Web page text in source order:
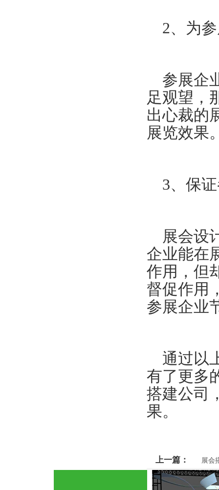
2、为参
参展企
足观望，
出心裁的
展览效果
3、保证
展会设
企业能在
作用，但
督促作用
参展企业
通过以
有了更多
搭建公司
果。
上一篇： 展会